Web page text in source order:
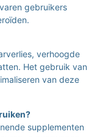
gebruikers
verhoogde
Het gebruik van
van deze
supplementen